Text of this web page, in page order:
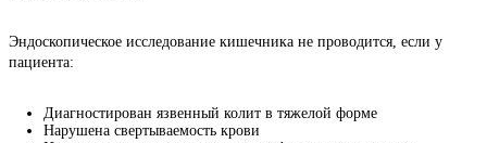
Эндоскопическое исследование кишечника не проводится, если у
пациента:
Диагностирован язвенный колит в тяжелой форме
Нарушена свертываемость крови